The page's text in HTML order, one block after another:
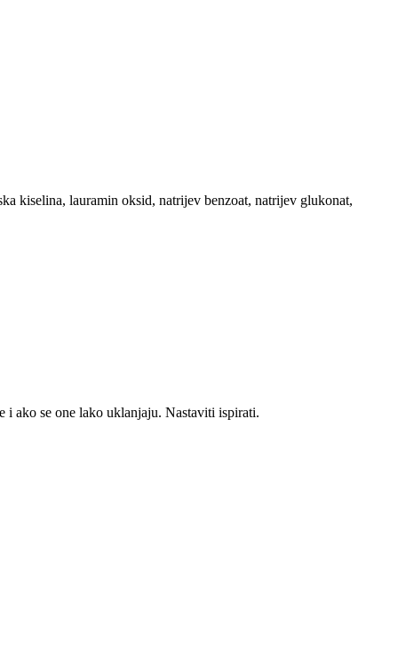
kiselina, lauramin oksid, natrijev benzoat, natrijev glukonat,
ako se one lako uklanjaju. Nastaviti ispirati.